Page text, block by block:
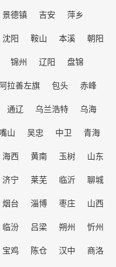
景德镇 吉安
萍乡
沈阳 鞍山 本溪
朝阳
锦州 辽阳
盘锦
阿拉善左旗 包头
赤峰
通辽 乌兰浩特
乌海
山 吴忠 中卫
青海
海西 黄南 玉树
山东
济宁 莱芜 临沂
聊城
烟台 淄博 枣庄
山西
临汾 吕梁 朔州
忻州
宝鸡 陈仓 汉中
商洛